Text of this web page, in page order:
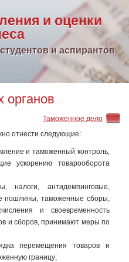
и оценки
и аспирантов
Таможенное дело
отнести следующие:
и таможенный контроль,
ускорению товарооборота
налоги, антидемпинговые,
пошлины, таможенные сборы,
и своевременность
и сборов, принимают меры по
перемещения товаров и
границу;